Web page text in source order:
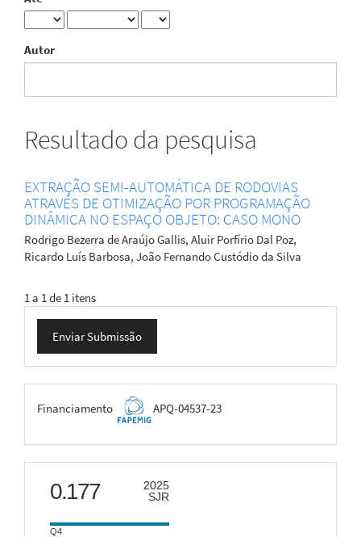
Autor
Resultado da pesquisa
EXTRAÇÃO SEMI-AUTOMÁTICA DE RODOVIAS
ATRAVÉS DE OTIMIZAÇÃO POR PROGRAMAÇÃO
DINÂMICA NO ESPAÇO OBJETO: CASO MONO
Rodrigo Bezerra de Araújo Gallis, Aluir Porfírio Dal Poz,
Ricardo Luís Barbosa, João Fernando Custódio da Silva
1 a 1 de 1 itens
Enviar
Submissão
Enviar Submissão
FAPEMIG
Financiamento APQ-04537-23
scimago
0.177
2025
SJR
Q4